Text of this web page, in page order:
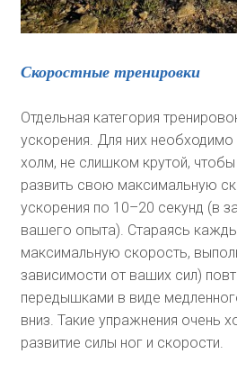
Скоростные тренировки
Отдельная категория
ускорения. Для них необходимо
холм, не слишком крутой,
развить свою максимальную
ускорения по 10–20 секунд (в
вашего опыта). Стараясь
максимальную скорость,
зависимости от ваших сил)
передышками в виде
вниз. Такие упражнения очень
развитие силы ног и скорости.